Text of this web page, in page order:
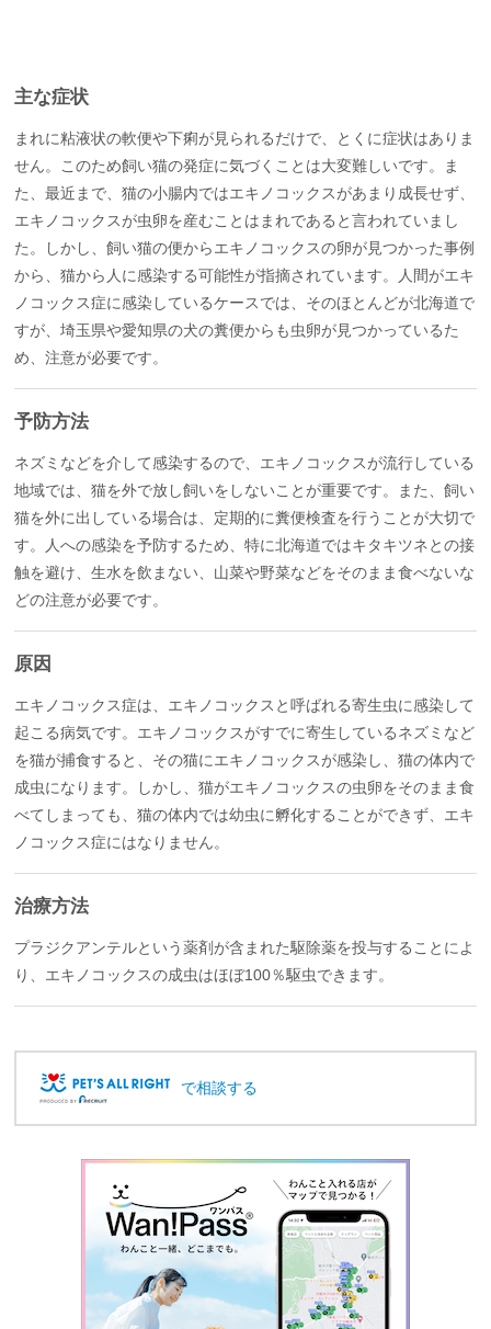
主な症状
まれに粘液状の軟便や下痢が見られるだけで、とくに症状はありま
せん。このため飼い猫の発症に気づくことは大変難しいです。ま
た、最近まで、猫の小腸内ではエキノコックスがあまり成長せず、
エキノコックスが虫卵を産むことはまれであると言われていまし
た。しかし、飼い猫の便からエキノコックスの卵が見つかった事例
から、猫から人に感染する可能性が指摘されています。人間がエキ
ノコックス症に感染しているケースでは、そのほとんどが北海道で
すが、埼玉県や愛知県の犬の糞便からも虫卵が見つかっているた
め、注意が必要です。
予防方法
ネズミなどを介して感染するので、エキノコックスが流行している
地域では、猫を外で放し飼いをしないことが重要です。また、飼い
猫を外に出している場合は、定期的に糞便検査を行うことが大切で
す。人への感染を予防するため、特に北海道ではキタキツネとの接
触を避け、生水を飲まない、山菜や野菜などをそのまま食べないな
どの注意が必要です。
原因
エキノコックス症は、エキノコックスと呼ばれる寄生虫に感染して
起こる病気です。エキノコックスがすでに寄生しているネズミなど
を猫が捕食すると、その猫にエキノコックスが感染し、猫の体内で
成虫になります。しかし、猫がエキノコックスの虫卵をそのまま食
べてしまっても、猫の体内では幼虫に孵化することができず、エキ
ノコックス症にはなりません。
治療方法
プラジクアンテルという薬剤が含まれた駆除薬を投与することによ
り、エキノコックスの成虫はほぼ100％駆虫できます。
で相談する